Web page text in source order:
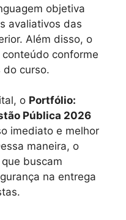
objetiva
avaliativos das
Além disso, o
conforme
do curso.
o Portfólio:
Pública 2026
imediato e melhor
maneira, o
buscam
na entrega